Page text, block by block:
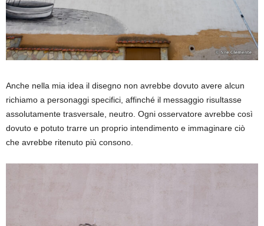
Anche nella mia idea il disegno non avrebbe dovuto avere alcun
richiamo a personaggi specifici, affinché il messaggio risultasse
assolutamente trasversale, neutro. Ogni osservatore avrebbe così
dovuto e potuto trarre un proprio intendimento e immaginare ciò
che avrebbe ritenuto più consono.